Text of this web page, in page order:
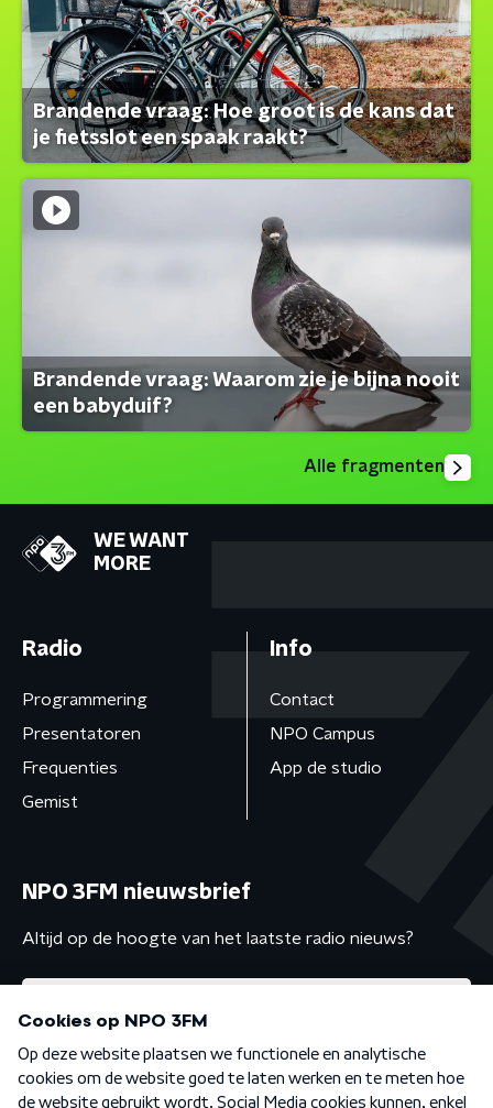
Brandende vraag: Hoe groot is de kans dat
je fietsslot een spaak raakt?
Brandende vraag: Waarom zie je bijna nooit
een babyduif?
Alle fragmenten
WE WANT
MORE
Radio
Programmering
Presentatoren
Frequenties
Gemist
Info
Contact
NPO Campus
App de studio
NPO 3FM nieuwsbrief
Altijd op de hoogte van het laatste radio nieuws?